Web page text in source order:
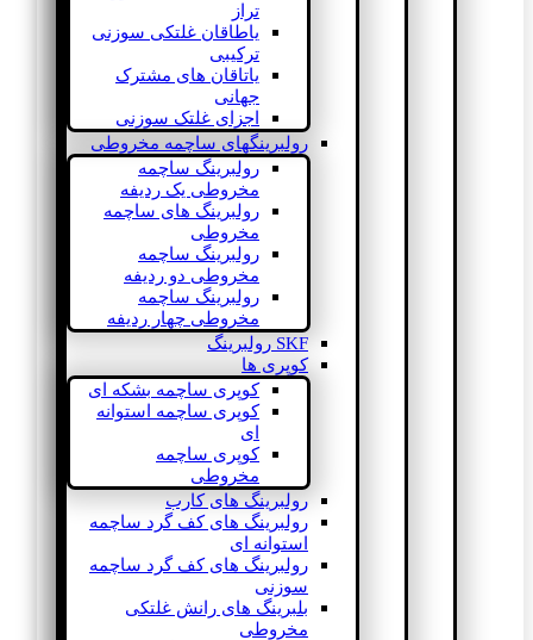
تراز
یاطاقان غلتکی سوزنی
ترکیبی
یاتاقان های مشترک
جهانی
اجزای غلتک سوزنی
رولبرینگهای ساچمه مخروطی
رولبرینگ ساچمه
مخروطی یک ردیفه
رولبرینگ های ساچمه
مخروطی
رولبرینگ ساچمه
مخروطی دو ردیفه
رولبرینگ ساچمه
مخروطی چهار ردیفه
SKF رولبرینگ
کوپری ها
کوپری ساچمه بشکه ای
کوپری ساچمه استوانه
ای
کوپری ساچمه
مخروطی
رولبرینگ های کارب
رولبرینگ های کف گرد ساچمه
استوانه ای
رولبرینگ های کف گرد ساچمه
سوزنی
بلبرینگ های رانش غلتکی
مخروطی